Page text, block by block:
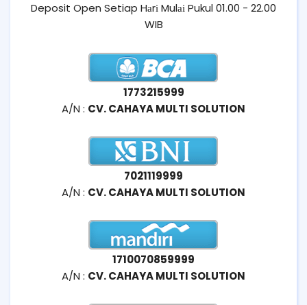
Deposit Open Setiap Hаrі Mulаі Pukul 01.00 - 22.00
WIB
1773215999
A/N : CV. CAHAYA MULTI SOLUTION
7021119999
A/N : CV. CAHAYA MULTI SOLUTION
1710070859999
A/N : CV. CAHAYA MULTI SOLUTION